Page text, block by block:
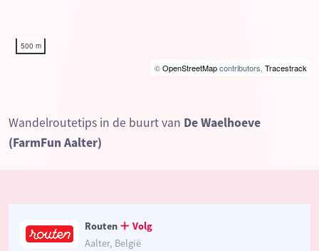
500 m
©OpenStreetMapcontributors, Tracestrack
Wandelroutetips in de buurt van De Waelhoeve
(FarmFun Aalter)
Routen
Volg
Aalter, België